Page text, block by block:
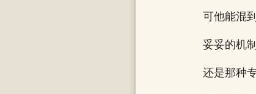
可他能混
妥妥的机制
还是那种